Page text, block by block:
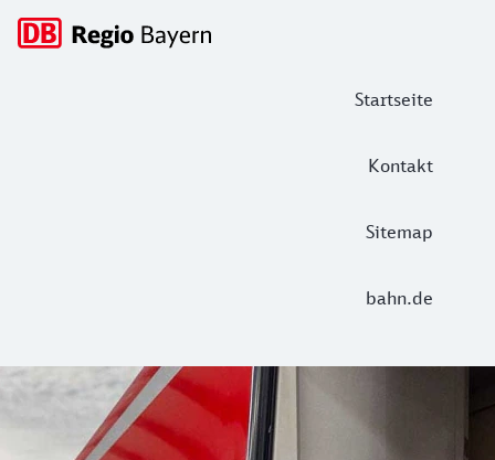
Startseite
Kontakt
Sitemap
bahn.de
Hauptnavigation
DB Regio Bayern: Tickets und
Unterwegs in Bayern